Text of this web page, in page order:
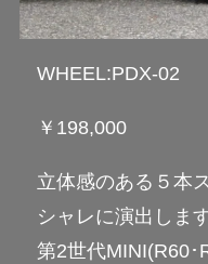
WHEEL:PDX-02
￥198,000
立体感のある５本
シャレに演出します
第2世代MINI(R60･